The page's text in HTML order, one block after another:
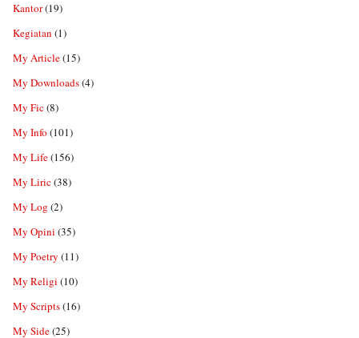
Kantor(19)
Kegiatan (1)
My Article(15)
My Downloads(4)
My Fic(8)
My Info (101)
My Life(156)
My Liric(38)
My Log (2)
My Opini (35)
My Poetry (11)
My Religi (10)
My Scripts(16)
My Side(25)